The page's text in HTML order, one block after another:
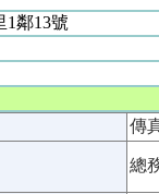
1鄰13號
傳
總